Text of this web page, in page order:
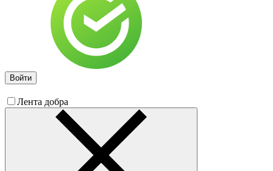
Войти
Лента добра